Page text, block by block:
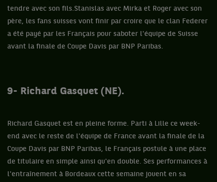
tendre avec son fils.Stanislas avec Mirka et Roger avec son
père, les fans suisses vont finir par croire que le clan Federer
a été payé par les Français pour saboter l'équipe de Suisse
avant la finale de Coupe Davis par BNP Paribas.
9- Richard Gasquet (NE).
Richard Gasquet est en pleine forme. Parti à Lille ce week-
end avec le reste de l'équipe de France avant la finale de la
Coupe Davis par BNP Paribas, le Français postule à une place
de titulaire en simple ainsi qu'en double. Ses performances à
l'entraînement à Bordeaux cette semaine jouent en sa